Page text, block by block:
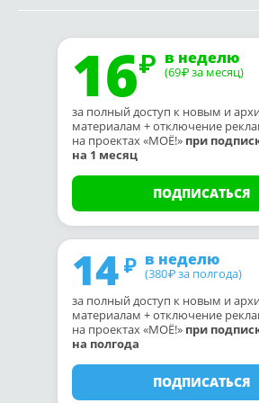
16 в неделю
(69₽ за месяц)
за полный доступ к новым и
материалам + отключение
на проектах «МОЁ!» при
на 1 месяц
ПОДПИСАТЬСЯ
14 в неделю
(380₽ за полгода)
за полный доступ к новым и
материалам + отключение
на проектах «МОЁ!» при
на полгода
ПОДПИСАТЬСЯ